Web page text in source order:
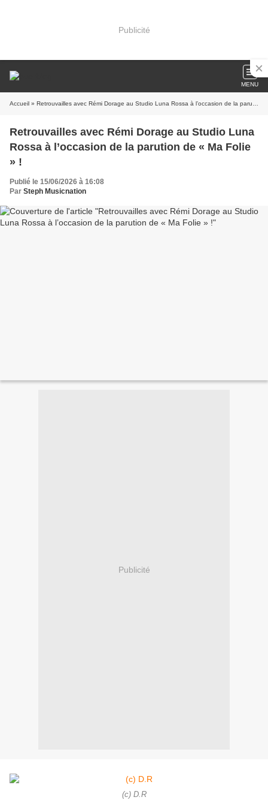
Publicité
MENU
Accueil » Retrouvailles avec Rémi Dorage au Studio Luna Rossa à l’occasion de la parution de « Ma Folie » !
Retrouvailles avec Rémi Dorage au Studio Luna
Rossa à l’occasion de la parution de « Ma Folie
» !
Publié le 15/06/2026 à 16:08
Par Steph Musicnation
Publicité
(c) D.R